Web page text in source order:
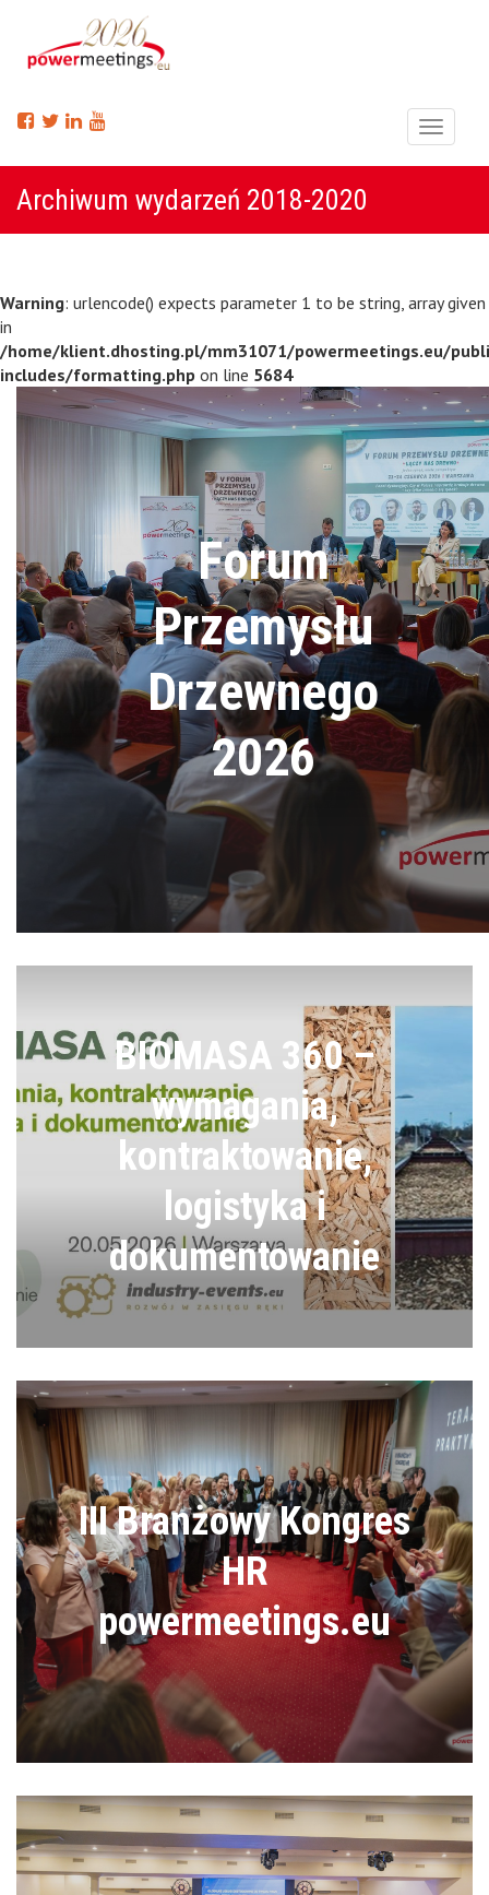
Menu
Archiwum wydarzeń 2018-2020
Warning: urlencode() expects parameter 1 to be string, array given
in
/home/klient.dhosting.pl/mm31071/powermeetings.eu/
includes/formatting.php on line 5684
Forum
Przemysłu
Drzewnego
2026
BIOMASA 360 –
wymagania,
kontraktowanie,
logistyka i
dokumentowanie
III Branżowy Kongres
HR
powermeetings.eu